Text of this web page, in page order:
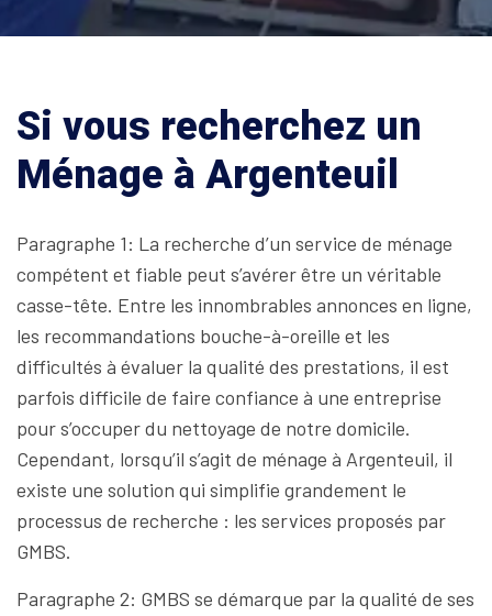
Si vous recherchez un
Ménage à Argenteuil
Paragraphe 1: La recherche d’un service de ménage
compétent et fiable peut s’avérer être un véritable
casse-tête. Entre les innombrables annonces en ligne,
les recommandations bouche-à-oreille et les
difficultés à évaluer la qualité des prestations, il est
parfois difficile de faire confiance à une entreprise
pour s’occuper du nettoyage de notre domicile.
Cependant, lorsqu’il s’agit de ménage à Argenteuil, il
existe une solution qui simplifie grandement le
processus de recherche : les services proposés par
GMBS.
Paragraphe 2: GMBS se démarque par la qualité de ses